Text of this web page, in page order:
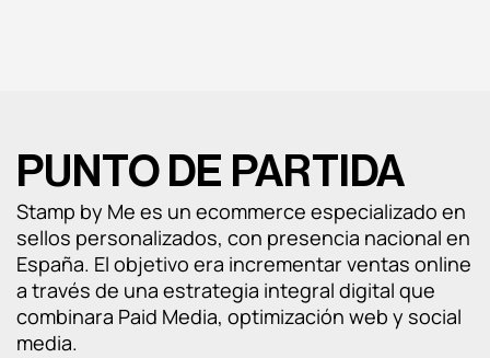
PUNTO DE PARTIDA
Stamp by Me es un ecommerce especializado en
sellos personalizados, con presencia nacional en
España. El objetivo era incrementar ventas online
a través de una estrategia integral digital que
combinara Paid Media, optimización web y social
media.